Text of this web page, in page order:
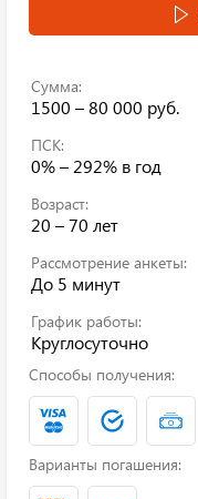
Сумма:
1500 – 80 000 руб.
ПСК:
0% – 292% в год
Возраст:
20 – 70 лет
Рассмотрение анкеты:
До 5 минут
График работы:
Круглосуточно
Способы получения:
Варианты погашения: